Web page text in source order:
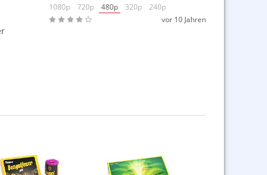
1080p
720p 480p 320p
240p
vor 10 Jahren